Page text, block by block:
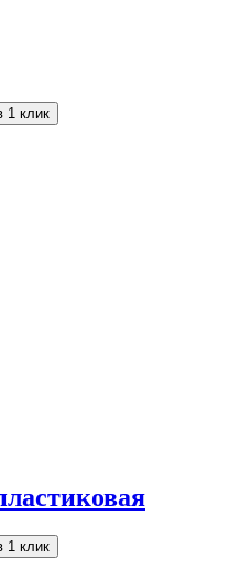
1 клик
1 клик